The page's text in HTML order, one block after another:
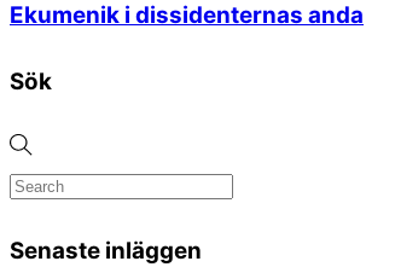
Ekumenik i dissidenternas anda
Sök
Senaste inläggen